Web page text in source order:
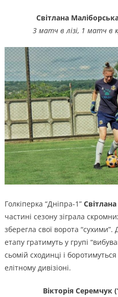
Світлана
3 матч в лізі, 1 матч в
Голкіперка “Дніпра-1”
частині сезону зіграла
зберегла свої ворота
етапу гратимуть у групі
сьомій сходинці і
елітному дивізіоні.
Вікторія Серемчук